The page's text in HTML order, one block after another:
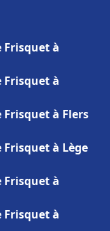
à
à
à Flers
à Lège
à
à